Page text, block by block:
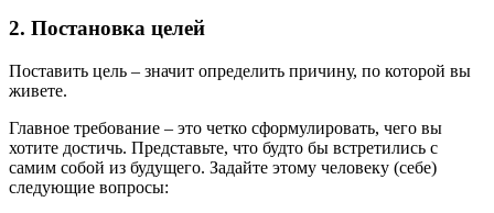
2. Постановка целей
Поставить цель – значит определить причину, по которой вы
живете.
Главное требование – это четко сформулировать, чего вы
хотите достичь. Представьте, что будто бы встретились с
самим собой из будущего. Задайте этому человеку (себе)
следующие вопросы: